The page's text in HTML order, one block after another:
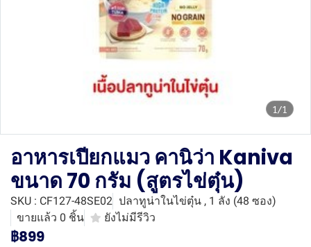
1/1
อาหารเปียกแมว คานิว่า Kaniva
ขนาด 70 กรัม (สูตรไข่ตุ๋น)
SKU : CF127-48SE02 ปลาทูน่าในไข่ตุ๋น , 1 ลัง (48 ซอง)
ขายแล้ว 0 ชิ้น
ยังไม่มีรีวิว
฿899